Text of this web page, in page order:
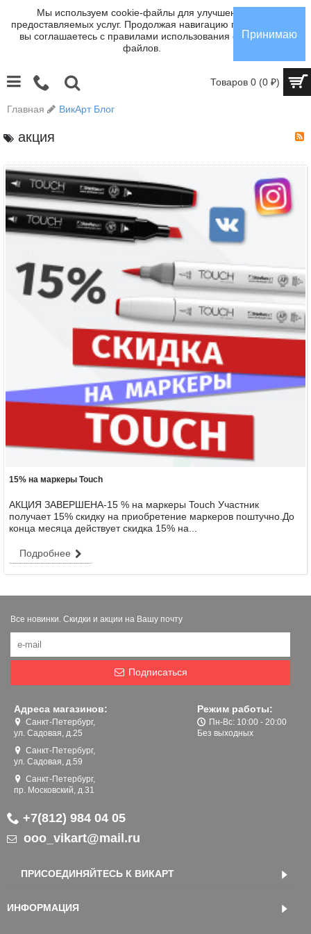
Мы используем cookie-файлы для улучшения
предоставляемых услуг. Продолжая навигацию по сайту,
вы соглашаетесь с правилами использования cookie-
файлов.
Принимаю
Товаров 0 (0 ₽)
Главная ВикАрт Блог
акция
15% на маркеры Touch
АКЦИЯ ЗАВЕРШЕНА-15 % на маркеры Touch Участник
получает 15% скидку на приобретение маркеров поштучно.До
конца месяца действует скидка 15% на...
Подробнее
Все новинки. Скидки и акции на Вашу почту
Подписаться
Адреса магазинов:
Санкт-Петербург,
ул. Садовая, д.25
Санкт-Петербург,
ул. Садовая, д.59
Санкт-Петербург,
пр. Московский, д.31
Режим работы:
Пн-Вс: 10:00 - 20:00
Без выходных
+7(812) 984 04 05
ooo_vikart@mail.ru
ПРИСОЕДИНЯЙТЕСЬ К ВИКАРТ
ИНФОРМАЦИЯ